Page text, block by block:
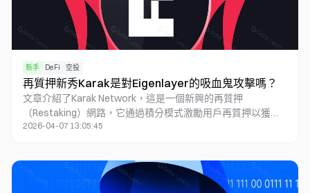
新手 DeFi 空投
再質押新秀Karak是對Eigenlayer的吸血鬼攻擊嗎？
文章介紹了Karak Network，這是一個新興的再質押
（Restaking）網路，它通過積分模式激勵用戶再質押以獲得
多重收益。Karak在短時間內獲得了高估值的融資，並推出了
押、隨處再質押和即插即用的開發環境，支持多種資產和區塊
鏈生態系統。與Eigenlayer相比，Karak提供了更廣泛的資產支
2026-04-07 13:05:45